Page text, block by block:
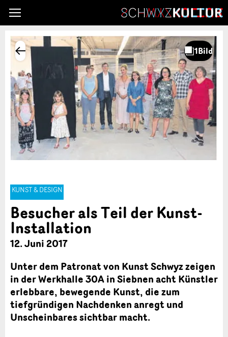
KUNST & DESIGN
Besucher als Teil der Kunst-
Installation
12. Juni 2017
Unter dem Patronat von Kunst Schwyz zeigen
in der Werkhalle 30A in Siebnen acht Künstler
erlebbare, bewegende Kunst, die zum
tiefgründigen Nachdenken anregt und
Unscheinbares sichtbar macht.